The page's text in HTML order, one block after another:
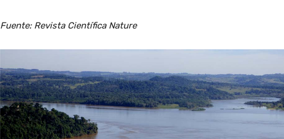
Fuente: Revista Científica Nature